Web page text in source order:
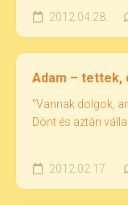
2012.04.28.
Adam – tettek,
"Vannak dolgok,
Dönt és aztán
2012.02.17.